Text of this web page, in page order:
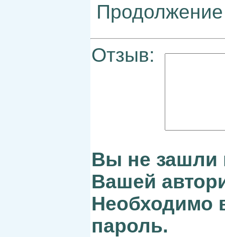
Отзыв:
Вы не зашли
Вашей
Необходимо
пароль.